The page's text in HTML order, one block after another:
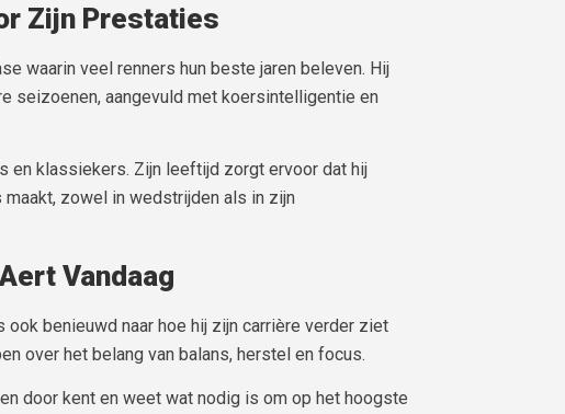
Zijn Prestaties
waarin veel renners hun beste jaren beleven. Hij
seizoenen, aangevuld met koersintelligentie en
en klassiekers. Zijn leeftijd zorgt ervoor dat hij
zowel in wedstrijden als in zijn
Vandaag
ook benieuwd naar hoe hij zijn carrière verder ziet
over het belang van balans, herstel en focus.
door kent en weet wat nodig is om op het hoogste